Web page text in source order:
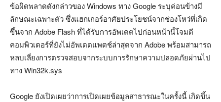
ข้อผิดพลาดดังกล่าวของ Windows ทาง Google ระบุค่อนข้างมี
ลักษณะเฉพาะตัว ซึ่งแฮกเกอร์อาศัยประโยชน์จากช่องโหว่ที่เกิด
ขึ้นจาก Adobe Flash ที่ได้รับการอัพเดตไปก่อนหน้านี้โจมตี
คอมพิวเตอร์ที่ยังไม่อัพเดตแพตช์ล่าสุดจาก Adobe พร้อมสามารถ
หลบเลี่ยงการตรวจสอบจากระบบการรักษาความปลอดภัยผ่านไป
ทาง Win32k.sys
Google ยังเปิดเผยว่าการเปิดเผยข้อมูลสาธารณะในครั้งนี้ เกิดขึ้น